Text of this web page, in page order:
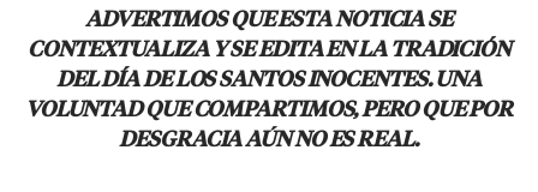
ADVERTIMOS QUE ESTA NOTICIA SE
CONTEXTUALIZA Y SE EDITA EN LA TRADICIÓN
DEL DÍA DE LOS SANTOS INOCENTES. UNA
VOLUNTAD QUE COMPARTIMOS, PERO QUE POR
DESGRACIA AÚN NO ES REAL.